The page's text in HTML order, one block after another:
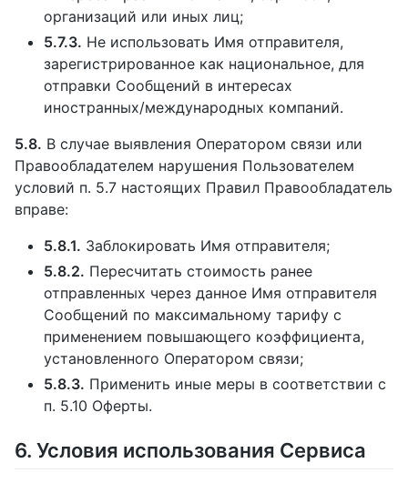
организаций или иных лиц;
5.7.3. Не использовать Имя отправителя,
зарегистрированное как национальное, для
отправки Сообщений в интересах
иностранных/международных компаний.
5.8. В случае выявления Оператором связи или
Правообладателем нарушения Пользователем
условий п. 5.7 настоящих Правил Правообладатель
вправе:
5.8.1. Заблокировать Имя отправителя;
5.8.2. Пересчитать стоимость ранее
отправленных через данное Имя отправителя
Сообщений по максимальному тарифу с
применением повышающего коэффициента,
установленного Оператором связи;
5.8.3. Применить иные меры в соответствии с
п. 5.10 Оферты.
6. Условия использования Сервиса